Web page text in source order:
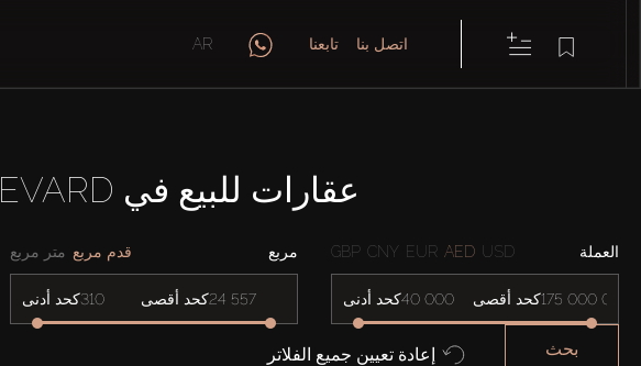
AR تابعنا اتصل بنا
عقارات للبيع في THE RESIDENCES - EMAAR BOULEVARD
مربع متر مربع قدم مربع
كحد أدنى كحد أقصى
العملة GBP CNY EUR AED USD
كحد أدنى كحد أقصى
إعادة تعيين جميع الفلاتر بحث